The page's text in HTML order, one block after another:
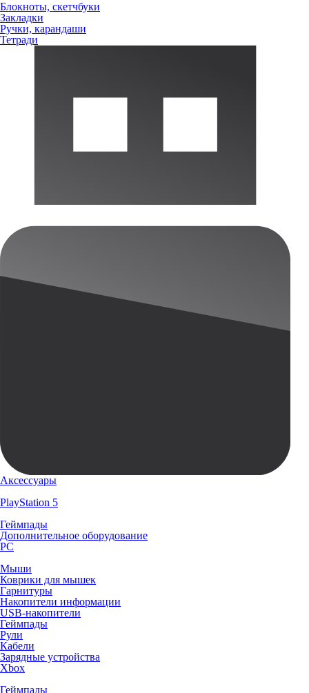
Блокноты, скетчбуки
Закладки
Ручки, карандаши
Тетради
Аксессуары
PlayStation 5
Геймпады
Дополнительное оборудование
PC
Мыши
Коврики для мышек
Гарнитуры
Накопители информации
USB-накопители
Геймпады
Рули
Кабели
Зарядные устройства
Xbox
Геймпады